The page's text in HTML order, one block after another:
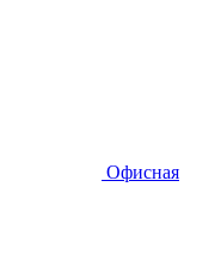
Офисная